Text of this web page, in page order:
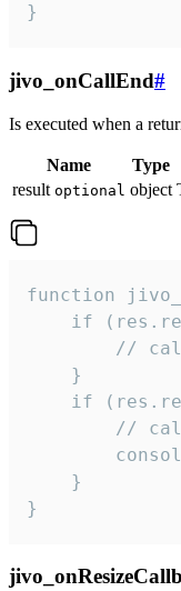
}
jivo_onCallEnd#
Is executed when a
Name Type
result optional object
function
if
//
    }
if
//
    }
}